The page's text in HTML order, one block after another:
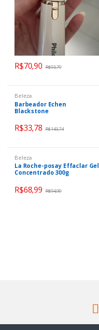
R$70,90 R$93,79
Beleza
Barbeador Echen
Blackstone
R$33,78 R$143,74
Beleza
La Roche-posay Effaclar Gel
Concentrado 300g
R$68,99 R$94,90